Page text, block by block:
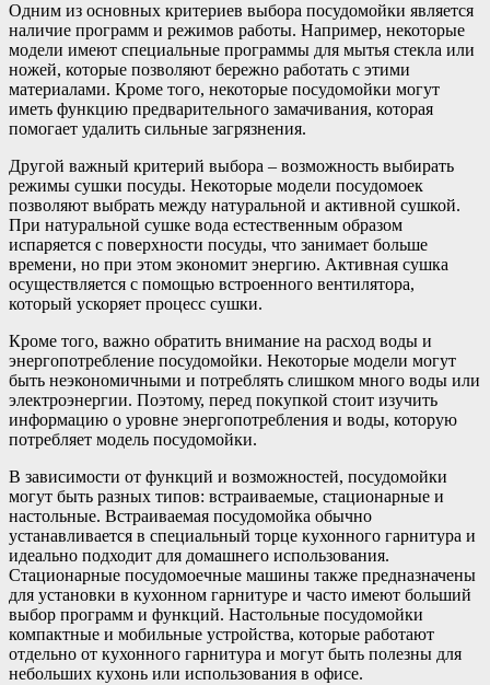
Одним из основных критериев выбора посудомойки является
наличие программ и режимов работы. Например, некоторые
модели имеют специальные программы для мытья стекла или
ножей, которые позволяют бережно работать с этими
материалами. Кроме того, некоторые посудомойки могут
иметь функцию предварительного замачивания, которая
помогает удалить сильные загрязнения.
Другой важный критерий выбора – возможность выбирать
режимы сушки посуды. Некоторые модели посудомоек
позволяют выбрать между натуральной и активной сушкой.
При натуральной сушке вода естественным образом
испаряется с поверхности посуды, что занимает больше
времени, но при этом экономит энергию. Активная сушка
осуществляется с помощью встроенного вентилятора,
который ускоряет процесс сушки.
Кроме того, важно обратить внимание на расход воды и
энергопотребление посудомойки. Некоторые модели могут
быть неэкономичными и потреблять слишком много воды или
электроэнергии. Поэтому, перед покупкой стоит изучить
информацию о уровне энергопотребления и воды, которую
потребляет модель посудомойки.
В зависимости от функций и возможностей, посудомойки
могут быть разных типов: встраиваемые, стационарные и
настольные. Встраиваемая посудомойка обычно
устанавливается в специальный торце кухонного гарнитура и
идеально подходит для домашнего использования.
Стационарные посудомоечные машины также предназначены
для установки в кухонном гарнитуре и часто имеют больший
выбор программ и функций. Настольные посудомойки
компактные и мобильные устройства, которые работают
отдельно от кухонного гарнитура и могут быть полезны для
небольших кухонь или использования в офисе.